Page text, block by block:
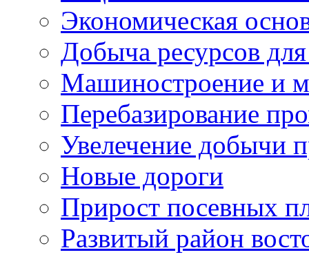
Экономическая
Добыча ресурсов
Машиностроение и
Перебазирование
Увелечение добычи
Новые дороги
Прирост посевных
Развитый район